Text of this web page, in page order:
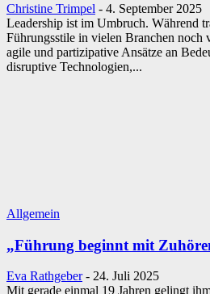
Christine Trimpel - 4. September 2025
Leadership ist im Umbruch. Während
Führungsstile in vielen Branchen noch
agile und partizipative Ansätze an
disruptive Technologien,...
Allgemein
„Führung beginnt mit
Eva Rathgeber - 24. Juli 2025
Mit gerade einmal 19 Jahren gelingt